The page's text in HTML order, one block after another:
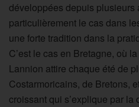
développées depuis plusieurs
particulièrement le cas dans
une forte tradition dans la
C’est le cas en Bretagne, où
Lannion attire chaque été de
Costarmoricains, de Bretons,
croissant qui s’explique par la